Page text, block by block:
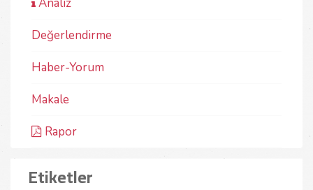
Analiz
Değerlendirme
Haber-Yorum
Makale
Rapor
Etiketler